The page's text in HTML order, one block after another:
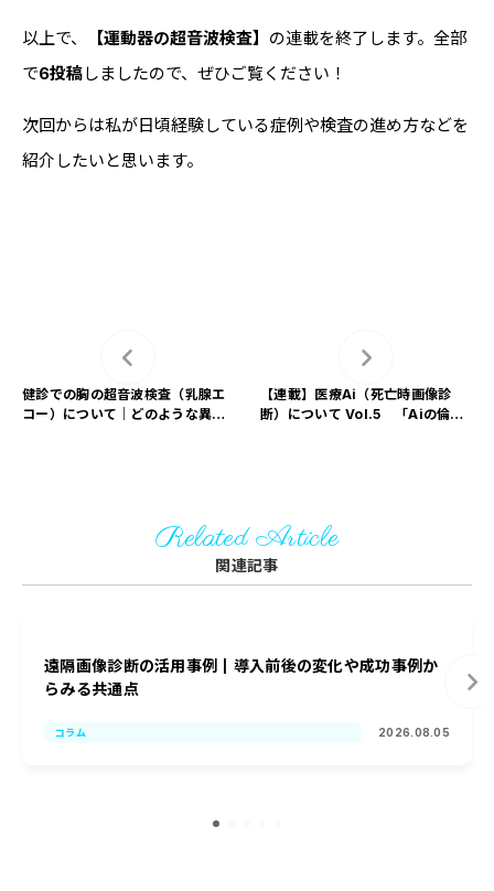
以上で、 【運動器の超音波検査】 の連載を終了します。全部
で6投稿しましたので、ぜひご覧ください！
次回からは私が日頃経験している症例や検査の進め方などを
紹介したいと思います。
健診での胸の超音波検査（乳腺エ
コー）について｜どのような異常
【連載】医療Ai（死亡時画像診
断）について Vol.5 「Aiの倫理
Related Article
関連記事
遠隔画像診断の活用事例┃導入前後の変化や成功事例か
らみる共通点
コラム 2026.08.05